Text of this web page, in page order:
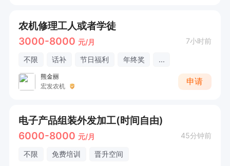
农机修理工人或者学徒
3000-8000 元/月 7小时前
不限 话补 节日福利 年终奖 ...
熊金丽
宏发农机
申请
电子产品组装外发加工(时间自由)
6000-8000 元/月 45分钟前
不限 免费培训 晋升空间